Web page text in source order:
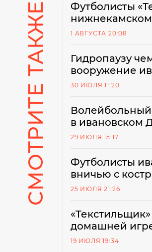
СМОТРИТЕ ТАКЖЕ
Футболисты
1 АВГУСТА 20:08
Гидропаузу
вооружение
30 ИЮЛЯ 11:20
Волейбольный
в ивановском
29 ИЮЛЯ 15:17
Футболисты
вничью с
25 ИЮЛЯ 21:26
домашней
19 ИЮЛЯ 19:34